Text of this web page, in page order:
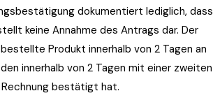
dokumentiert lediglich, dass
keine Annahme des Antrags dar. Der
Produkt innerhalb von 2 Tagen an
innerhalb von 2 Tagen mit einer zweiten
bestätigt hat.